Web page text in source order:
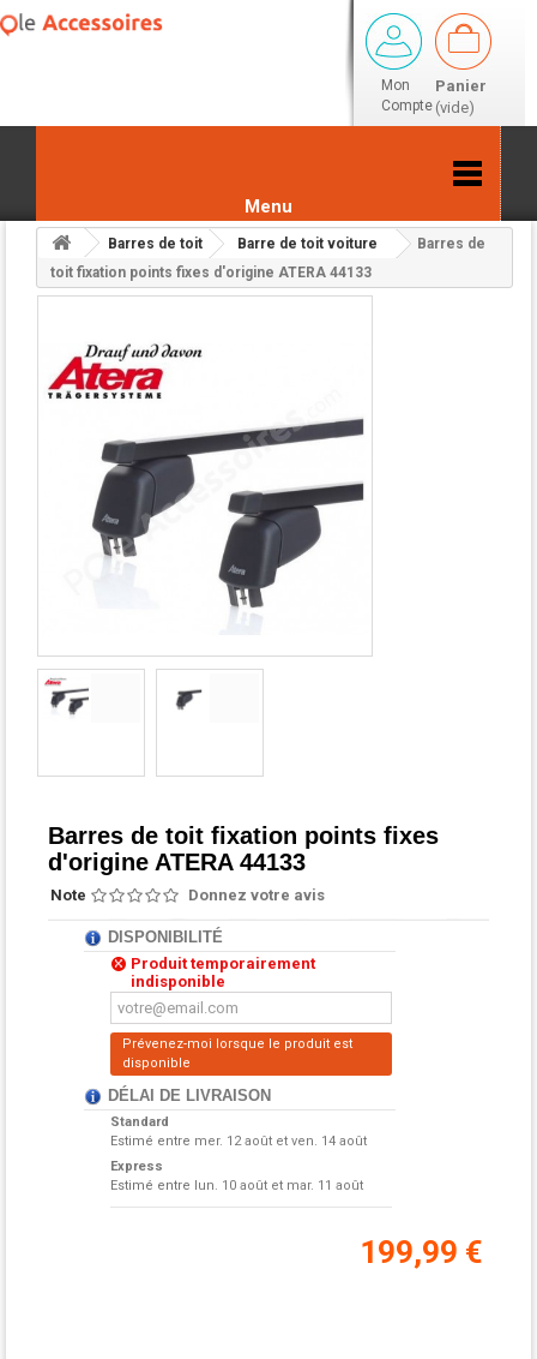
Mon
Compte
Panier
(vide)
Menu
Barres de toit Barre de toit voiture
Barres de
toit fixation points fixes d'origine ATERA 44133Retour aux résultats
Barres de toit fixation points fixes
d'origine ATERA 44133
Note Donnez votre avis
DISPONIBILITÉ
Produit temporairement
indisponible
Prévenez-moi lorsque le produit est
disponible
DÉLAI DE LIVRAISON
Standard
Estimé entre mer. 12 août et ven. 14 août
Express
Estimé entre lun. 10 août et mar. 11 août
199,99 €